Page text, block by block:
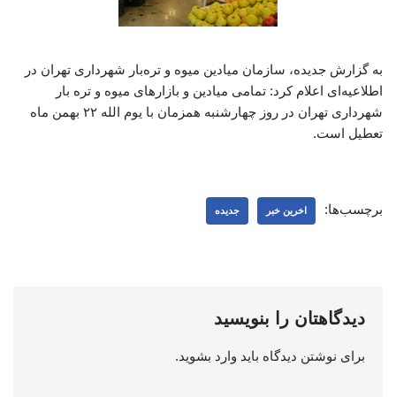
به گزارش جدیده، سازمان میادین میوه و تره‌بار شهرداری تهران در
اطلاعیه‌ای اعلام کرد: تمامی میادین و بازارهای میوه و تره بار
شهرداری تهران در روز چهارشنبه همزمان با یوم الله ۲۲ بهمن ماه
تعطیل است.
برچسب‌ها: اخرین خبر جدیده
دیدگاهتان را بنویسید
برای نوشتن دیدگاه باید وارد بشوید.